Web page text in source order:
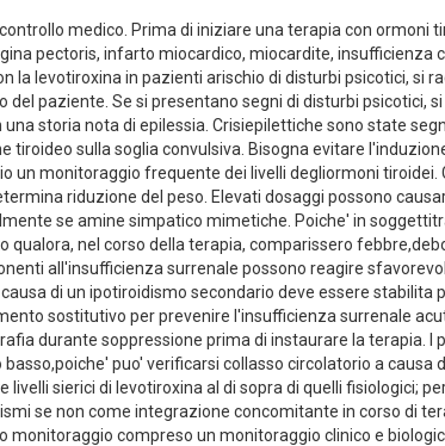
medico. Prima di iniziare una terapia con
pectoris, infarto miocardico, miocardite,
la levotiroxina in pazienti arischio di disturbi psicotici,
del paziente. Se si presentano segni di disturbi
storia nota di epilessia. Crisiepilettiche sono state
sulla soglia convulsiva. Bisogna evitare
un monitoraggio frequente dei livelli degliormoni
riduzione del peso. Elevati dosaggi possono
se amine simpatico mimetiche. Poiche' in
qualora, nel corso della terapia, comparissero
all'insufficienza surrenale possono reagire
di un ipotiroidismo secondario deve essere
sostitutivo per prevenire l'insufficienza surrenale
durante soppressione prima di instaurare la
puo' verificarsi collasso circolatorio a
livelli sierici di levotiroxina al di sopra di quelli
se non come integrazione concomitante in corso di
compreso un monitoraggio clinico e